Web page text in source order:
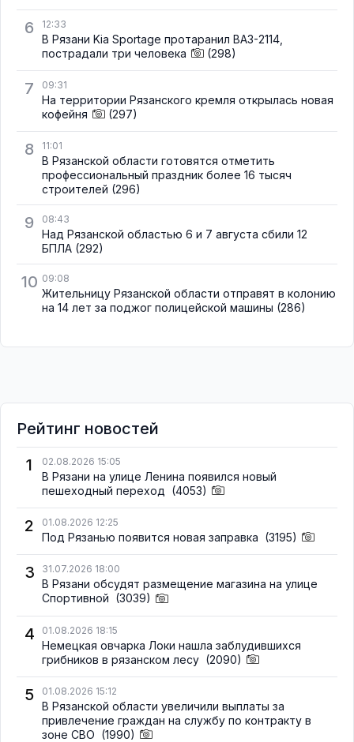
6 12:33
В Рязани Kia Sportage протаранил ВАЗ-2114,
пострадали три человека
(298)
7 09:31
На территории Рязанского кремля открылась новая
кофейня
(297)
8 11:01
В Рязанской области готовятся отметить
профессиональный праздник более 16 тысяч
строителей (296)
9 08:43
Над Рязанской областью 6 и 7 августа сбили 12
БПЛА (292)
10 09:08
Жительницу Рязанской области отправят в колонию
на 14 лет за поджог полицейской машины (286)
Рейтинг новостей
1
02.08.2026 15:05
В Рязани на улице Ленина появился новый
пешеходный переход (4053)
2 01.08.2026 12:25
Под Рязанью появится новая заправка (3195)
3 31.07.2026 18:00
В Рязани обсудят размещение магазина на улице
Спортивной (3039)
4 01.08.2026 18:15
Немецкая овчарка Локи нашла заблудившихся
грибников в рязанском лесу (2090)
5 01.08.2026 15:12
В Рязанской области увеличили выплаты за
привлечение граждан на службу по контракту в
зоне СВО (1990)